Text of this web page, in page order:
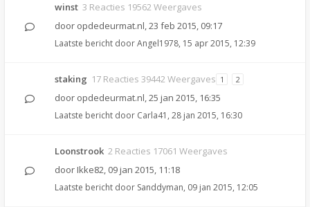
winst 3 Reacties 19562 Weergaves
door opdedeurmat.nl,23 feb 2015, 09:17
Laatste bericht doorAngel1978, 15 apr 2015, 12:39
staking 17 Reacties 39442 Weergaves 1 2
door opdedeurmat.nl,25 jan 2015, 16:35
Laatste bericht door Carla41 , 28 jan 2015, 16:30
Loonstrook 2 Reacties 17061 Weergaves
door Ikke82, 09 jan 2015, 11:18
Laatste bericht door Sanddyman, 09 jan 2015, 12:05